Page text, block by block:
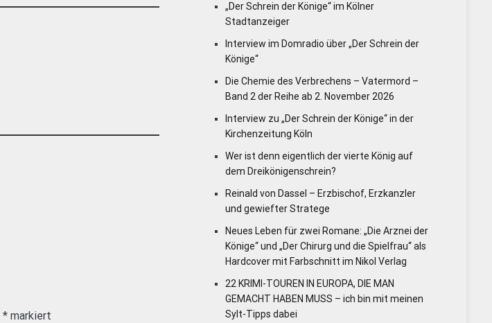
* markiert
„Der Schrein der Könige“ im Kölner
Stadtanzeiger
Interview im Domradio über „Der Schrein der
Könige“
Die Chemie des Verbrechens – Vatermord –
Band 2 der Reihe ab 2. November 2026
Interview zu „Der Schrein der Könige“ in der
Kirchenzeitung Köln
Wer ist denn eigentlich der vierte König auf
dem Dreikönigenschrein?
Reinald von Dassel – Erzbischof, Erzkanzler
und gewiefter Stratege
Neues Leben für zwei Romane: „Die Arznei der
Könige“ und „Der Chirurg und die Spielfrau“ als
Hardcover mit Farbschnitt im Nikol Verlag
22 KRIMI-TOUREN IN EUROPA, DIE MAN
GEMACHT HABEN MUSS – ich bin mit meinen
Sylt-Tipps dabei